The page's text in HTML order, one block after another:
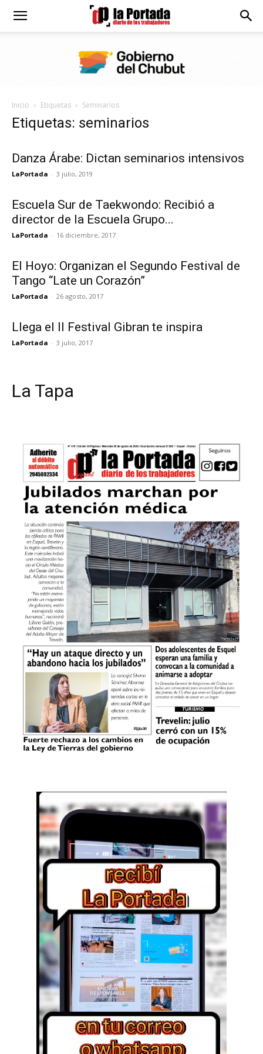
Diario
Portada
Inicio Etiquetas Seminarios
Etiquetas: seminarios
Danza Árabe: Dictan seminarios intensivos
LaPortada - 3 julio, 2019
Escuela Sur de Taekwondo: Recibió a
director de la Escuela Grupo...
LaPortada - 16 diciembre, 2017
El Hoyo: Organizan el Segundo Festival de
Tango “Late un Corazón”
LaPortada - 26 agosto, 2017
Llega el II Festival Gibran te inspira
LaPortada - 3 julio, 2017
La Tapa